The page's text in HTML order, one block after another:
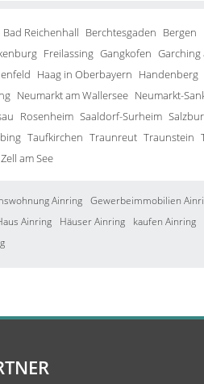
Bad Reichenhall Berchtesgaden Bergen
Freilassing Gangkofen Garching
Haag in Oberbayern Handenberg
Neumarkt am Wallersee Neumarkt-
Rosenheim Saaldorf-Surheim
Taufkirchen Traunreut Traunstein
Zell am See
Ainring Gewerbeimmobilien
Ainring Häuser Ainring kaufen Ainring